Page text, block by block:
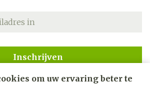
om uw ervaring beter te
Inschrijven
te klikken, schrijft u zich in voor onze
u akkoord met onze